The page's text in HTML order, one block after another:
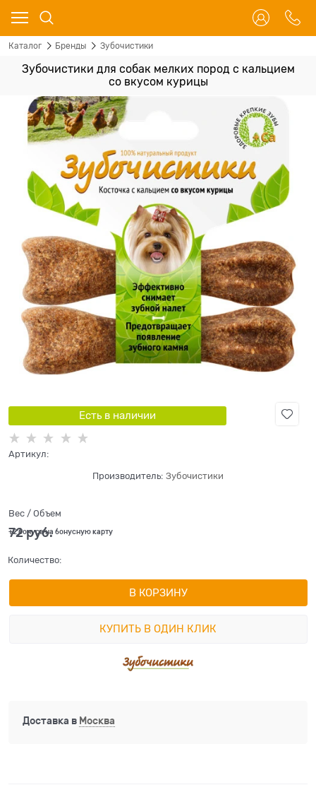
Каталог Бренды Зубочистики
Зубочистики для собак мелких пород с кальцием
со вкусом курицы
Есть в наличии
Артикул:
Производитель: Зубочистики
Вес / Объем
72 руб.
+2 бонуса на бонусную карту
Количество:
В КОРЗИНУ
КУПИТЬ В ОДИН КЛИК
Доставка в Москва